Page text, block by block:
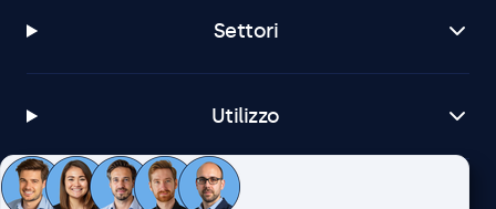
Settori
Utilizzo
Servizio Clienti